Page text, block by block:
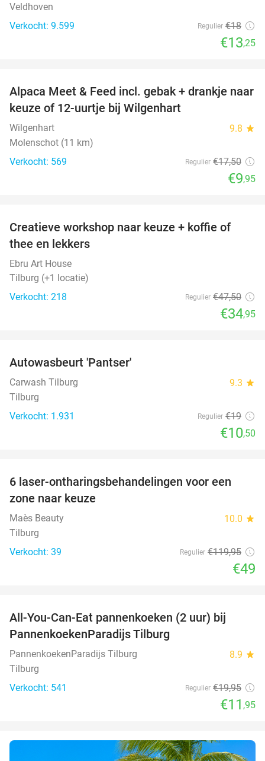
Veldhoven
Verkocht: 9.599
Regulier €18
€13,25
43%
Alpaca Meet & Feed incl. gebak + drankje naar
keuze of 12-uurtje bij Wilgenhart
Wilgenhart 9.8 star
Molenschot (11 km)
Verkocht: 569
Regulier €17,50
€9,95
26%
Creatieve workshop naar keuze + koffie of
thee en lekkers
Ebru Art House
Tilburg (+1 locatie)
Verkocht: 218
Regulier €47,50
€34,95
Autowasbeurt 'Pantser'
Carwash Tilburg 9.3 star
Tilburg
Verkocht: 1.931
Regulier €19
€10,50
59%
6 laser-ontharingsbehandelingen voor een
zone naar keuze
Maès Beauty 10.0 star
Tilburg
Verkocht: 39
Regulier €119,95
€49
All-You-Can-Eat pannenkoeken (2 uur) bij
PannenkoekenParadijs Tilburg
PannenkoekenParadijs Tilburg 8.9 star
Tilburg
Verkocht: 541
Regulier €19,95
€11 ,95